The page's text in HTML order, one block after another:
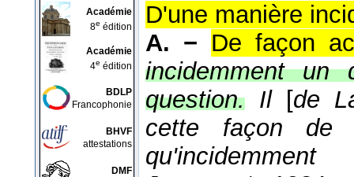
Académie
8e édition
Académie
4e édition
BDLP
Francophonie
BHVF
attestations
DMF
D'une manière
A. − De façon
incidemment un
question. Il [de
cette façon de